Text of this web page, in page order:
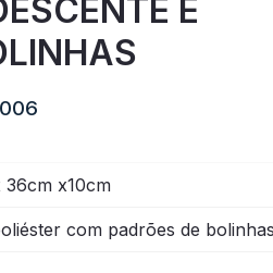
E
x10cm
com padrões de bolinhas